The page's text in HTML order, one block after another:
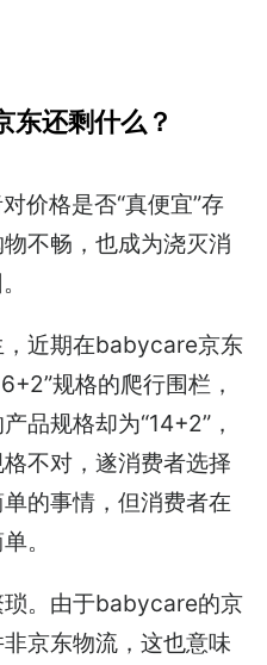
东还剩什么？
价格是否“真便宜”存
不畅，也成为浇灭消
近期在babycare京东
规格的爬行围栏，
品规格却为“14+2”，
不对，遂消费者选择
的事情，但消费者在
。
。由于babycare的京
京东物流，这也意味